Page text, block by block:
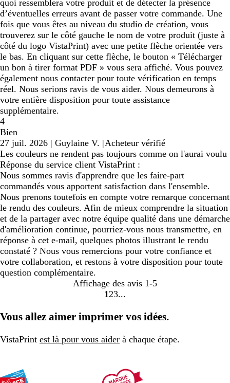
quoi ressemblera votre produit et de détecter la présence
d’éventuelles erreurs avant de passer votre commande. Une
fois que vous êtes au niveau du studio de création, vous
trouverez sur le côté gauche le nom de votre produit (juste à
côté du logo VistaPrint) avec une petite flèche orientée vers
le bas. En cliquant sur cette flèche, le bouton « Télécharger
un bon à tirer format PDF » vous sera affiché. Vous pouvez
également nous contacter pour toute vérification en temps
réel. Nous serions ravis de vous aider. Nous demeurons à
votre entière disposition pour toute assistance
supplémentaire.
4
Bien
27 juil. 2026 | Guylaine V. |Acheteur vérifié
Les couleurs ne rendent pas toujours comme on l'aurai voulu
Réponse du service client VistaPrint :
Nous sommes ravis d'apprendre que les faire-part
commandés vous apportent satisfaction dans l'ensemble.
Nous prenons toutefois en compte votre remarque concernant
le rendu des couleurs. Afin de mieux comprendre la situation
et de la partager avec notre équipe qualité dans une démarche
d'amélioration continue, pourriez-vous nous transmettre, en
réponse à cet e-mail, quelques photos illustrant le rendu
constaté ? Nous vous remercions pour votre confiance et
votre collaboration, et restons à votre disposition pour toute
question complémentaire.
Affichage des avis 1-5
Accéder
la
1 Accéder
la
2 Accéder
la
3
Vous allez aimer imprimer vos idées.
VistaPrint est là pour vous aider à chaque étape.